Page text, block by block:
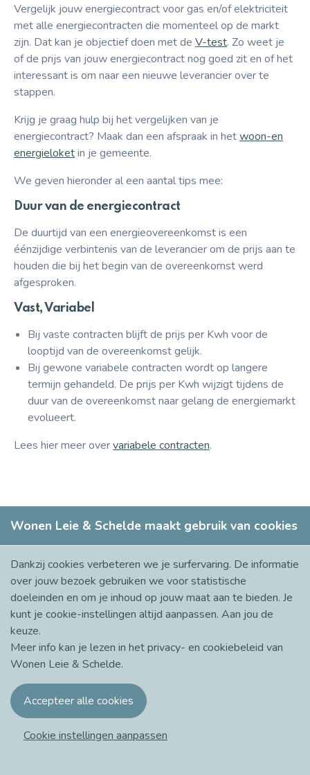
Verbeter je technische installaties
Bespaar door groepsaankopen
Financier je energetische ingrepen
Vergelijk jouw energiecontract voor gas en/of elektriciteit
met alle energiecontracten die momenteel op de markt
zijn. Dat kan je objectief doen met de V-test. Zo weet je
of de prijs van jouw energiecontract nog goed zit en of het
interessant is om naar een nieuwe leverancier over te
stappen.
Krijg je graag hulp bij het vergelijken van je
energiecontract? Maak dan een afspraak in hetwoon-en
energieloketin je gemeente.
We geven hieronder al een aantal tips mee:
Duur van de energiecontract
De duurtijd van een energieovereenkomst is een
éénzijdige verbintenis van de leverancier om de prijs aan te
houden die bij het begin van de overeenkomst werd
afgesproken.
Vast, Variabel
Bij vaste contracten blijft de prijs per Kwh voor de
looptijd van de overeenkomst gelijk.
Bij gewone variabele contracten wordt op langere
termijn gehandeld. De prijs per Kwh wijzigt tijdens de
duur van de overeenkomst naar gelang de energiemarkt
evolueert.
Lees hier meer overvariabele contracten.
Zit je nog met vragen? Contacteer ons dan!
Cookie consent
Wonen Leie & Schelde maakt gebruik van cookies
Dankzij cookies verbeteren we je surfervaring. De informatie
over jouw bezoek gebruiken we voor statistische
doeleinden en om je inhoud op jouw maat aan te bieden. Je
kunt je cookie-instellingen altijd aanpassen. Aan jou de
keuze.
Meer info kan je lezen in hetprivacy- en cookiebeleid van
Wonen Leie & Schelde.
Cookie instellingen aanpassen